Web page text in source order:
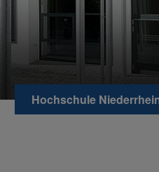
Hochschule